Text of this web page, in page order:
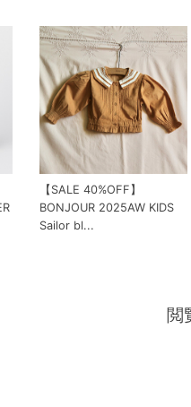
【SALE 40%OFF】
BONJOUR 2025AW KIDS
Sailor bl...
閲